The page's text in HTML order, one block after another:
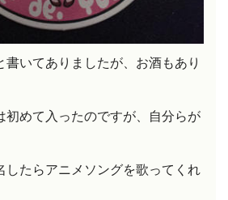
書いてありましたが、お酒もあり
初めて入ったのですが、自分らが
したらアニメソングを歌ってくれ